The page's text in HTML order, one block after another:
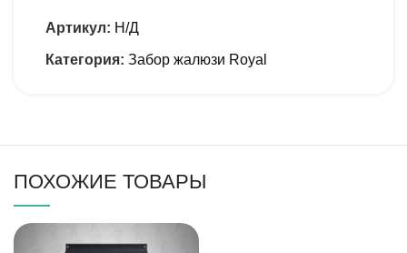
Артикул: Н/Д
Категория: Забор жалюзи Royal
ПОХОЖИЕ ТОВАРЫ